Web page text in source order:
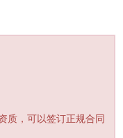
质，可以签订正规合同